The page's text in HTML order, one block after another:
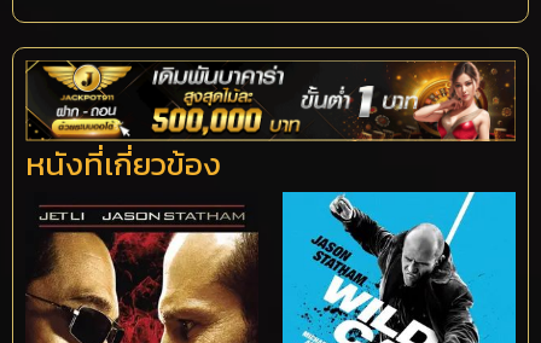
หนังที่เกี่ยวข้อง